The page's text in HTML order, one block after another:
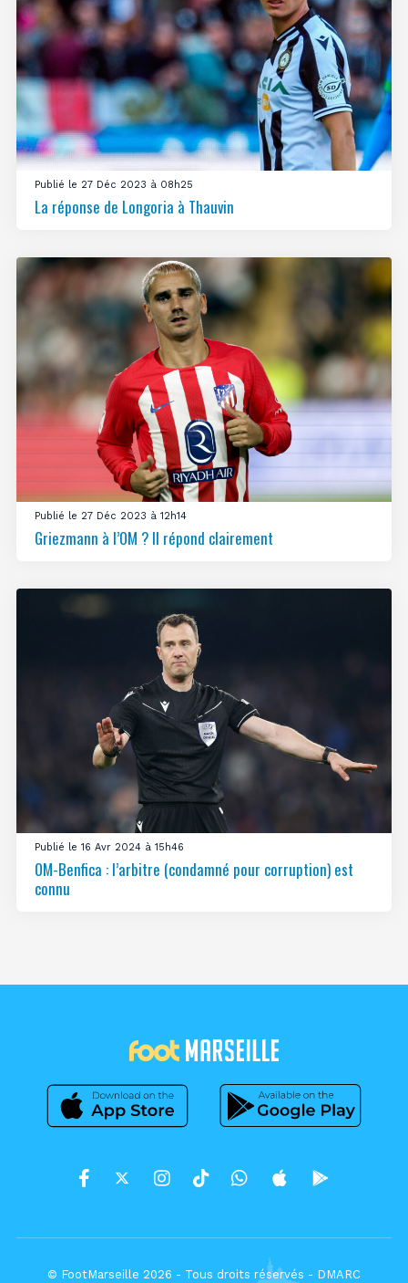
Publié le 27 Déc 2023 à 08h25
La réponse de Longoria à Thauvin
Publié le 27 Déc 2023 à 12h14
Griezmann à l’OM ? Il répond clairement
Publié le 16 Avr 2024 à 15h46
OM-Benfica : l’arbitre (condamné pour corruption) est
connu
© FootMarseille 2026 - Tous droits réservés - DMARC